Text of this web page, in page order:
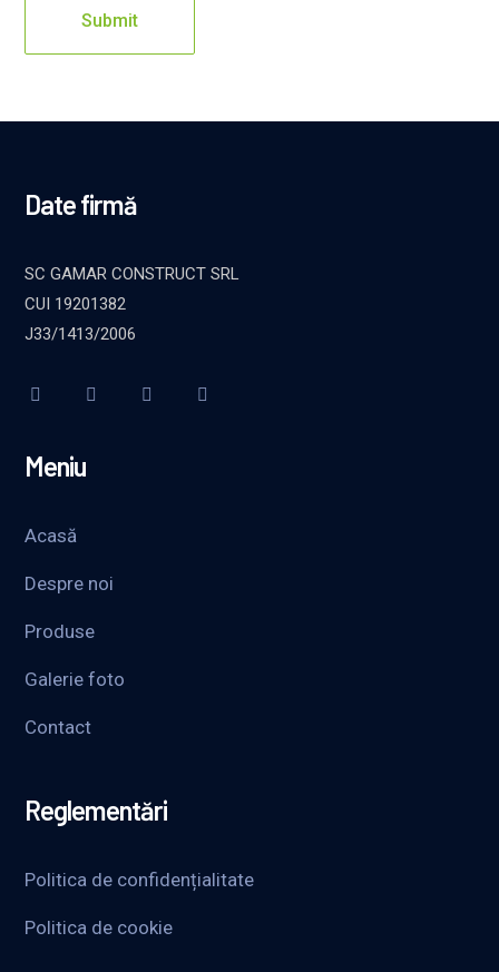
Date firmă
SC GAMAR CONSTRUCT SRL
CUI 19201382
J33/1413/2006
Meniu
Acasă
Despre noi
Produse
Galerie foto
Contact
Reglementări
Politica de confidențialitate
Politica de cookie